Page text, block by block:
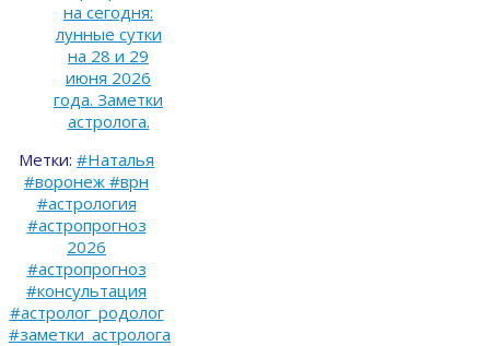
на сегодня:
лунные сутки
на 28 и 29
июня 2026
года. Заметки
астролога.
Метки: #Наталья
#воронеж #врн
#астрология
#астропрогноз
2026
#астропрогноз
#консультация
#астролог_родолог
#заметки_астролога